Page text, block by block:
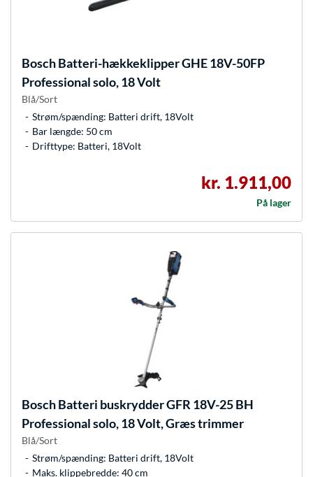
BoschBatteri-hækkeklipper GHE 18V-50FP
Professional solo, 18 Volt
Blå/Sort
Strøm/spænding: Batteri drift, 18Volt
Bar længde: 50 cm
Drifttype: Batteri, 18Volt
kr. 1.911,00
På lager
BoschBatteri buskrydder GFR 18V-25 BH
Professional solo, 18 Volt, Græs trimmer
Blå/Sort
Strøm/spænding: Batteri drift, 18Volt
Maks. klippebredde: 40 cm